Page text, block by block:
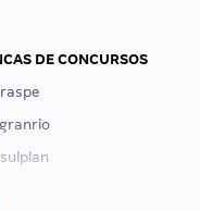
DE CONCURSOS